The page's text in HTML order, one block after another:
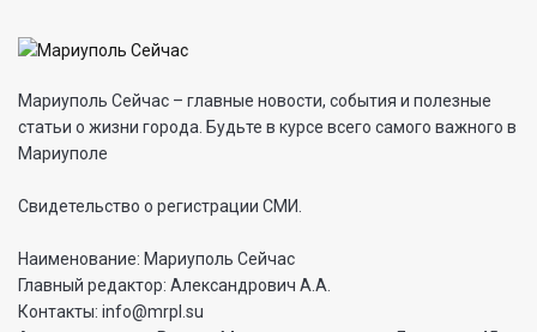
Мариуполь Сейчас – главные новости, события и полезные
статьи о жизни города. Будьте в курсе всего самого важного в
Мариуполе
Свидетельство о регистрации СМИ.
Наименование: Мариуполь Сейчас
Главный редактор: Александрович А.А.
Контакты: info@mrpl.su